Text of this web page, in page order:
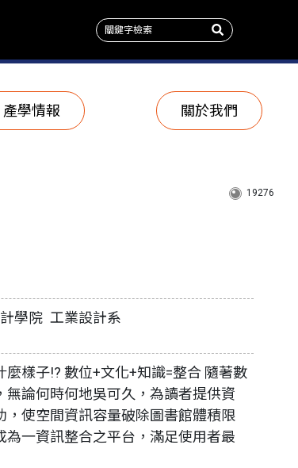
產學情報 關於我們
19276
學院 工業設計系
樣子!? 數位+文化+知識=整合 隨著數
無論何時何地吳可久，為讀者提供資
，使空間資訊容量破除圖書館體積限
為一資訊整合之平台，滿足使用者最